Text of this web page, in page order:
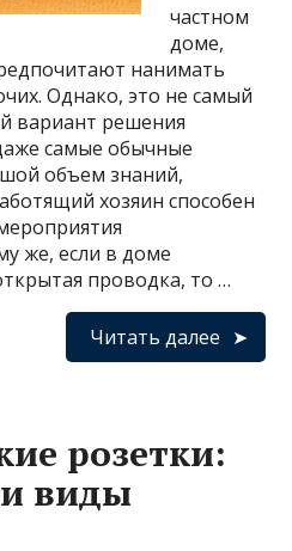
частном
доме,
нанимать
Однако, это не самый
вариант решения
самые обычные
объем знаний,
хозяин способен
же, если в доме
проводка, то …
Читать далее
розетки:
виды